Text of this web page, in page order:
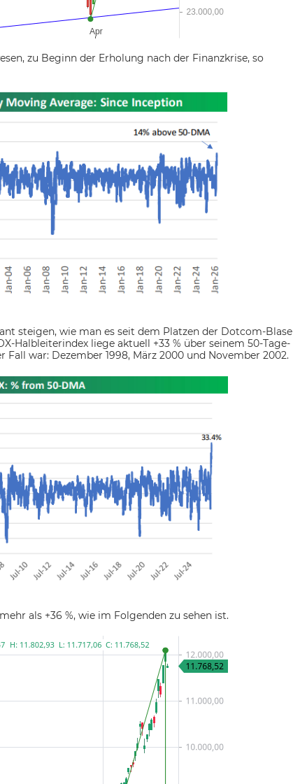
zu Beginn der Erholung nach der Finanzkrise, so
steigen, wie man es seit dem Platzen der Dotcom-Blase
Halbleiterindex liege aktuell +33 % über seinem 50-Tage-
war: Dezember 1998, März 2000 und November 2002.
als +36 %, wie im Folgenden zu sehen ist.